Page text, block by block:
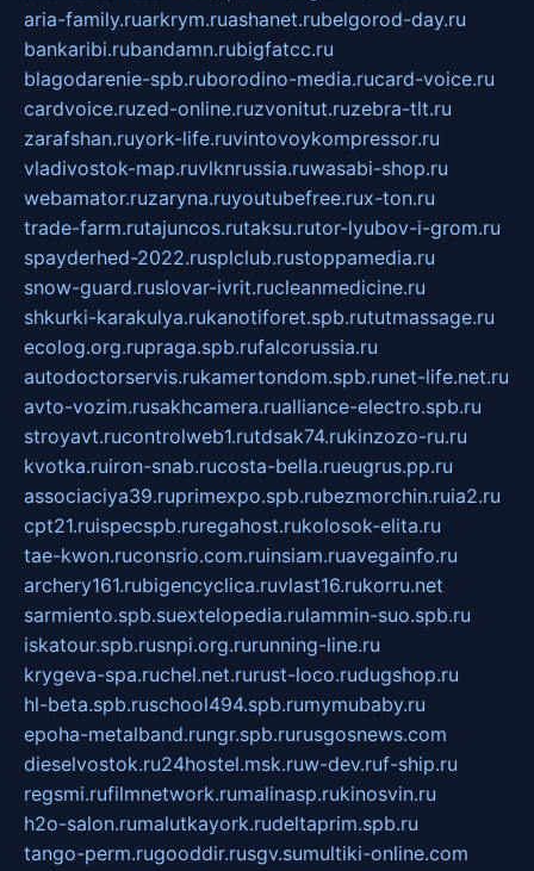
aria-family.ruarkrym.ruashanet.rubelgorod-day.ru
bankaribi.rubandamn.rubigfatcc.ru
blagodarenie-spb.ruborodino-media.rucard-voice.ru
cardvoice.ruzed-online.ruzvonitut.ruzebra-tlt.ru
zarafshan.ruyork-life.ruvintovoykompressor.ru
vladivostok-map.ruvlknrussia.ruwasabi-shop.ru
webamator.ruzaryna.ruyoutubefree.rux-ton.ru
trade-farm.rutajuncos.rutaksu.rutor-lyubov-i-grom.ru
spayderhed-2022.rusplclub.rustoppamedia.ru
snow-guard.ruslovar-ivrit.rucleanmedicine.ru
shkurki-karakulya.rukanotiforet.spb.rututmassage.ru
ecolog.org.rupraga.spb.rufalcorussia.ru
autodoctorservis.rukamertondom.spb.runet-life.net.ru
avto-vozim.rusakhcamera.rualliance-electro.spb.ru
stroyavt.rucontrolweb1.rutdsak74.rukinzozo-ru.ru
kvotka.ruiron-snab.rucosta-bella.rueugrus.pp.ru
associaciya39.ruprimexpo.spb.rubezmorchin.ruia2.ru
cpt21.ruispecspb.ruregahost.rukolosok-elita.ru
tae-kwon.ruconsrio.com.ruinsiam.ruavegainfo.ru
archery161.rubigencyclica.ruvlast16.rukorru.net
sarmiento.spb.suextelopedia.rulammin-suo.spb.ru
iskatour.spb.rusnpi.org.rurunning-line.ru
krygeva-spa.ruchel.net.rurust-loco.rudugshop.ru
hl-beta.spb.ruschool494.spb.rumymubaby.ru
epoha-metalband.rungr.spb.rurusgosnews.com
dieselvostok.ru24hostel.msk.ruw-dev.ruf-ship.ru
regsmi.rufilmnetwork.rumalinasp.rukinosvin.ru
h2o-salon.rumalutkayork.rudeltaprim.spb.ru
tango-perm.rugooddir.rusgv.sumultiki-online.com